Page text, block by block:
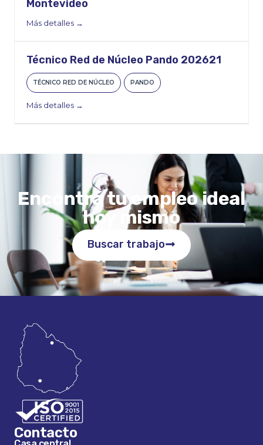
Montevideo
Más detalles
Técnico Red de Núcleo Pando 202621
TÉCNICO RED DE NÚCLEO PANDO
Más detalles
Encontrá tu empleo ideal
hoy mismo
Buscar trabajo
Contacto